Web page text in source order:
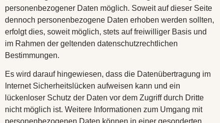
personenbezogener Daten möglich. Soweit auf dieser Seite
dennoch personenbezogene Daten erhoben werden sollten,
erfolgt dies, soweit möglich, stets auf freiwilliger Basis und
im Rahmen der geltenden datenschutzrechtlichen
Bestimmungen.
Es wird darauf hingewiesen, dass die Datenübertragung im
Internet Sicherheitslücken aufweisen kann und ein
lückenloser Schutz der Daten vor dem Zugriff durch Dritte
nicht möglich ist. Weitere Informationen zum Umgang mit
personenbezogenen Daten können in einer gesonderten